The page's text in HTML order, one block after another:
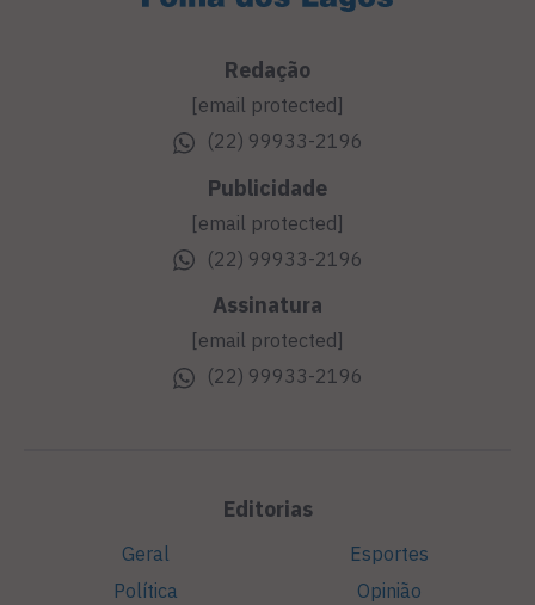
Redação
[email protected]
(22) 99933-2196
Publicidade
[email protected]
(22) 99933-2196
Assinatura
[email protected]
(22) 99933-2196
Editorias
Geral
Política
Esportes
Opinião